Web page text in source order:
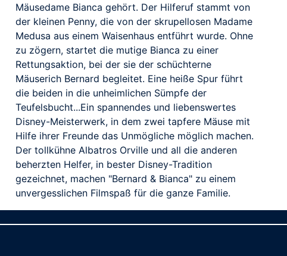
TRAILER
Mäusedame Bianca gehört. Der Hilferuf stammt von
der kleinen Penny, die von der skrupellosen Madame
Medusa aus einem Waisenhaus entführt wurde. Ohne
zu zögern, startet die mutige Bianca zu einer
Rettungsaktion, bei der sie der schüchterne
Mäuserich Bernard begleitet. Eine heiße Spur führt
die beiden in die unheimlichen Sümpfe der
Teufelsbucht...Ein spannendes und liebenswertes
Disney-Meisterwerk, in dem zwei tapfere Mäuse mit
Hilfe ihrer Freunde das Unmögliche möglich machen.
Der tollkühne Albatros Orville und all die anderen
beherzten Helfer, in bester Disney-Tradition
gezeichnet, machen "Bernard & Bianca" zu einem
unvergesslichen Filmspaß für die ganze Familie.